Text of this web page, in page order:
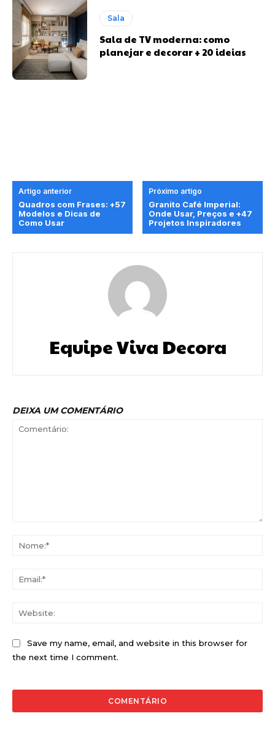
Sala
Sala de TV moderna: como
planejar e decorar + 20 ideias
Artigo anterior
Quadros com Frases: +57
Modelos e Dicas de
Como Usar
Próximo artigo
Granito Café Imperial:
Onde Usar, Preços e +47
Projetos Inspiradores
Equipe Viva Decora
DEIXA UM COMENTÁRIO
Save my name, email, and website in this browser for
the next time I comment.